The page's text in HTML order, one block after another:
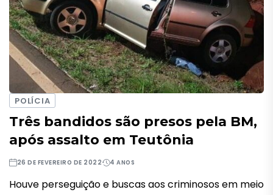
POLÍCIA
Três bandidos são presos pela BM,
após assalto em Teutônia
26 DE FEVEREIRO DE 2022 4 ANOS
Houve perseguição e buscas aos criminosos em meio